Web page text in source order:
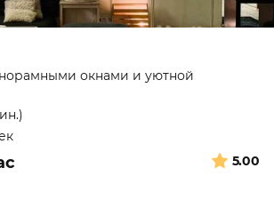
окнами и уютной
5.00